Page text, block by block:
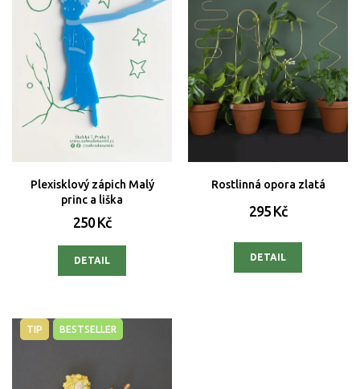
Plexisklový zápich Malý
princ a liška
250 Kč
DETAIL
Rostlinná opora zlatá
295 Kč
DETAIL
TIP BESTSELLER